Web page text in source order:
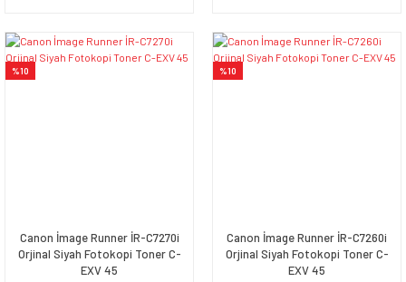
%10
Canon İmage Runner İR-C7270i
Orjinal Siyah Fotokopi Toner C-
EXV 45
%10
Canon İmage Runner İR-C7260i
Orjinal Siyah Fotokopi Toner C-
EXV 45